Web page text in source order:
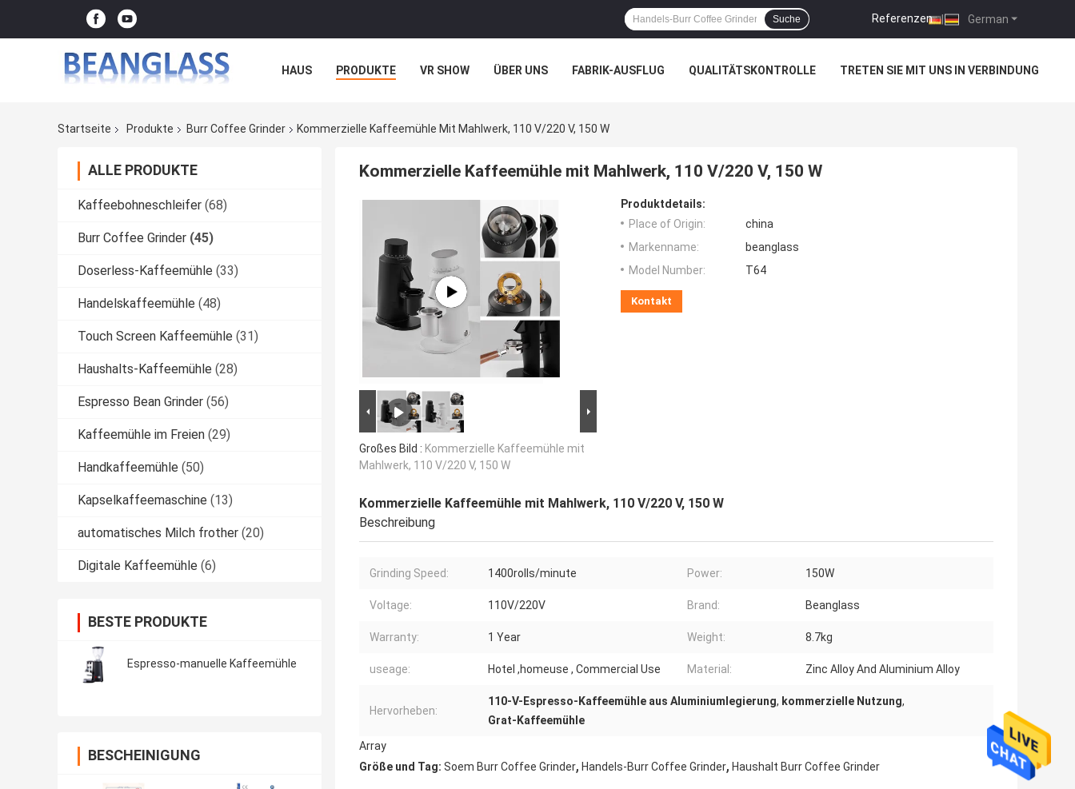
German
Referenzen |
Suche
HAUS PRODUKTE VR SHOW ÜBER UNS FABRIK-AUSFLUG QUALITÄTSKONTROLLE TRETEN SIE MIT UNS IN VERBINDUNG
Startseite
Produkte Burr Coffee Grinder Kommerzielle Kaffeemühle Mit Mahlwerk, 110 V/220 V, 150 W
ALLE PRODUKTE
Kaffeebohneschleifer (68)
Burr Coffee Grinder (45)
Doserless-Kaffeemühle (33)
Handelskaffeemühle (48)
Touch Screen Kaffeemühle (31)
Haushalts-Kaffeemühle (28)
Espresso Bean Grinder (56)
Kaffeemühle im Freien (29)
Handkaffeemühle (50)
Kapselkaffeemaschine (13)
automatisches Milch frother (20)
Digitale Kaffeemühle (6)
BESTE PRODUKTE
Espresso-manuelle Kaffeemühle
BESCHEINIGUNG
Kommerzielle Kaffeemühle mit Mahlwerk, 110 V/220 V, 150 W
Großes Bild : Kommerzielle Kaffeemühle mit
Mahlwerk, 110 V/220 V, 150 W
Produktdetails:
Place of Origin:
china
Markenname:
beanglass
Model Number:
T64
Kontakt
Kommerzielle Kaffeemühle mit Mahlwerk, 110 V/220 V, 150 W
Beschreibung
Grinding Speed: 1400rolls/minute Power: 150W
Voltage: 110V/220V Brand: Beanglass
Warranty: 1 Year Weight: 8.7kg
useage: Hotel ,homeuse , Commercial Use Material: Zinc Alloy And Aluminium Alloy
Hervorheben:
110-V-Espresso-Kaffeemühle aus Aluminiumlegierung, kommerzielle Nutzung,
Grat-Kaffeemühle
Array
Größe und Tag: Soem Burr Coffee Grinder, Handels-Burr Coffee Grinder, Haushalt Burr Coffee Grinder